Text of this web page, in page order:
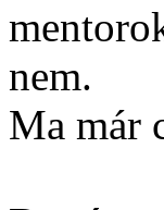
nem.
Ma már